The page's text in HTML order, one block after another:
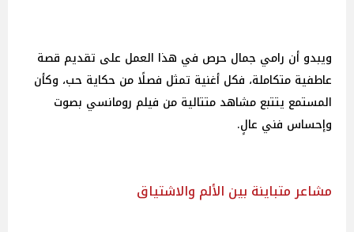
ويبدو أن رامي جمال حرص في هذا العمل على تقديم قصة
عاطفية متكاملة، فكل أغنية تمثل فصلًا من حكاية حب، وكأن
المستمع يتتبع مشاهد متتالية من فيلم رومانسي بصوت
وإحساس فني عالٍ.
مشاعر متباينة بين الألم والاشتياق